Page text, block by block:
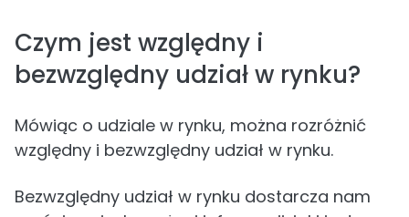
Czym jest względny i
bezwzględny udział w rynku?
Mówiąc o udziale w rynku, można rozróżnić
względny i bezwzględny udział w rynku.
Bezwzględny udział w rynku dostarcza nam